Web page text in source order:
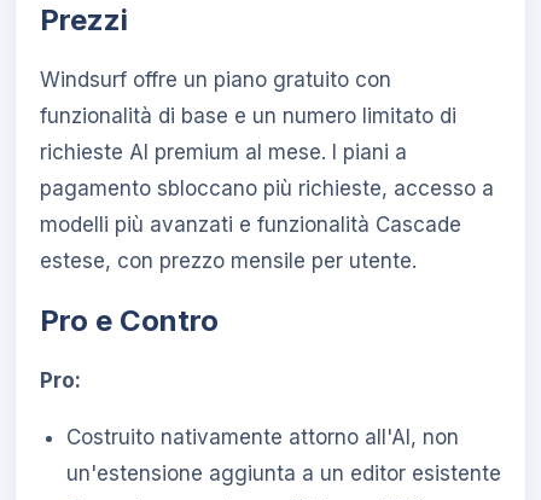
Prezzi
Windsurf offre un piano gratuito con
funzionalità di base e un numero limitato di
richieste AI premium al mese. I piani a
pagamento sbloccano più richieste, accesso a
modelli più avanzati e funzionalità Cascade
estese, con prezzo mensile per utente.
Pro e Contro
Pro:
Costruito nativamente attorno all'AI, non
un'estensione aggiunta a un editor esistente